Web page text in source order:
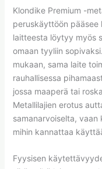
Klondike Premium -
peruskäyttöön pääsee
laitteesta löytyy myös
omaan tyyliin
mukaan, sama laite
rauhallisessa
jossa maaperä tai
Metallilajien erotus
samanarvoiselta, vaan
mihin kannattaa
Fyysisen